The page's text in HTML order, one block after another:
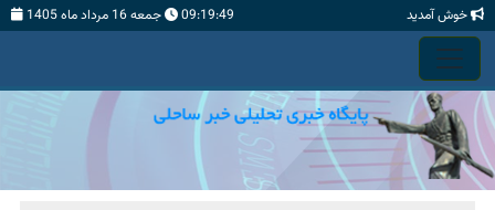
خوش آمدید 09:19:50 جمعه 16 مرداد ماه 1405